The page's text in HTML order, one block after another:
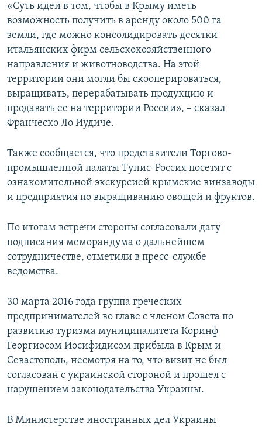
«Суть идеи в том, чтобы в Крыму иметь
возможность получить в аренду около 500 га
земли, где можно консолидировать десятки
итальянских фирм сельскохозяйственного
направления и животноводства. На этой
территории они могли бы скооперироваться,
выращивать, перерабатывать продукцию и
продавать ее на территории России», – сказал
Франческо Ло Иудиче.
Также сообщается, что представители Торгово-
промышленной палаты Тунис-Россия посетят с
ознакомительной экскурсией крымские винзаводы
и предприятия по выращиванию овощей и фруктов.
По итогам встречи стороны согласовали дату
подписания меморандума о дальнейшем
сотрудничестве, отметили в пресс-службе
ведомства.
30 марта 2016 года группа греческих
предпринимателей во главе с членом Совета по
развитию туризма муниципалитета Коринф
Георгиосом Иосифидисом прибыла в Крым и
Севастополь, несмотря на то, что визит не был
согласован с украинской стороной и прошел с
нарушением законодательства Украины.
В Министерстве иностранных дел Украины